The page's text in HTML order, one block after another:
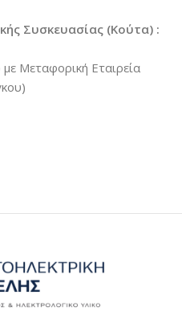
Συσκευασίας (Κούτα) :
Μεταφορική Εταιρεία